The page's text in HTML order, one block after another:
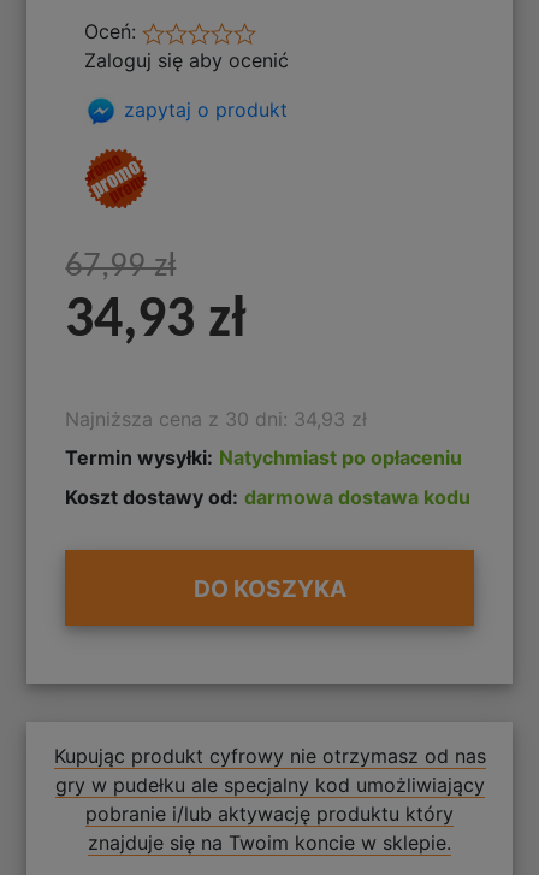
Oceń:
Zaloguj się aby ocenić
zapytaj o produkt
67,99 zł
34,93 zł
Najniższa cena z 30 dni: 34,93 zł
Termin wysyłki: Natychmiast po opłaceniu
Koszt dostawy od: darmowa dostawa kodu
DO KOSZYKA
Kupując produkt cyfrowy nie otrzymasz od nas
gry w pudełku ale specjalny kod umożliwiający
pobranie i/lub aktywację produktu który
znajduje się na Twoim koncie w sklepie.